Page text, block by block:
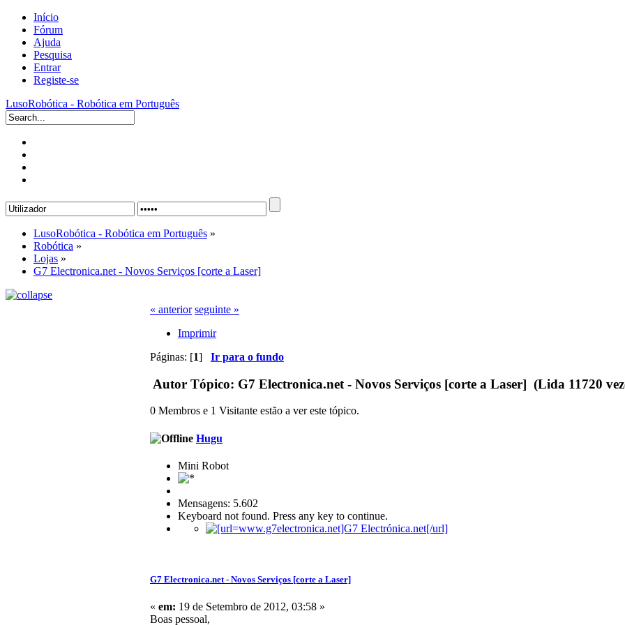
Início
Fórum
Ajuda
Pesquisa
Entrar
Registe-se
LusoRobótica - Robótica em Português
LusoRobótica - Robótica em Português »
Robótica »
Lojas »
G7 Electronica.net - Novos Serviços [corte a Laser]
« anterior seguinte »
Imprimir
Páginas: [1] Ir para o fundo
Autor Tópico: G7 Electronica.net - Novos Serviços [corte a Laser] (Lida 11720
0 Membros e 1 Visitante estão a ver este tópico.
Hugu
Mini Robot
Mensagens: 5.602
Keyboard not found. Press any key to continue.
G7 Electronica.net - Novos Serviços [corte a Laser]
« em: 19 de Setembro de 2012, 03:58 »
Boas pessoal,